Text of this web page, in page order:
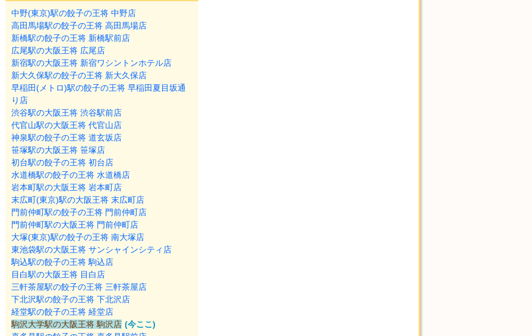
中野(東京)駅の餃子の王将 中野店
高田馬場駅の餃子の王将 高田馬場店
新橋駅の餃子の王将 新橋駅前店
広尾駅の大阪王将 広尾店
新宿駅の大阪王将 新宿ワシントンホテル店
新大久保駅の餃子の王将 新大久保店
早稲田(メトロ)駅の餃子の王将 早稲田夏目坂通
り店
渋谷駅の大阪王将 渋谷駅前店
代官山駅の大阪王将 代官山店
神泉駅の餃子の王将 道玄坂店
笹塚駅の大阪王将 笹塚店
初台駅の餃子の王将 初台店
水道橋駅の餃子の王将 水道橋店
岩本町駅の大阪王将 岩本町店
末広町(東京)駅の大阪王将 末広町店
門前仲町駅の餃子の王将 門前仲町店
門前仲町駅の大阪王将 門前仲町店
大塚(東京)駅の餃子の王将 南大塚店
東池袋駅の大阪王将 サンシャインシティ店
駒込駅の餃子の王将 駒込店
目白駅の大阪王将 目白店
三軒茶屋駅の餃子の王将 三軒茶屋店
下北沢駅の餃子の王将 下北沢店
経堂駅の餃子の王将 経堂店
駒沢大学駅の大阪王将 駒沢店 (今ここ)